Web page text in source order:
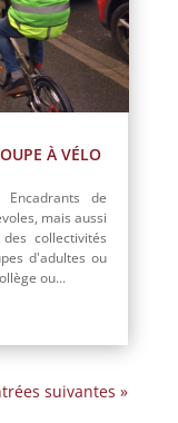
À VÉLO
de
mais aussi
collectivités
d'adultes ou
ou...
suivantes »